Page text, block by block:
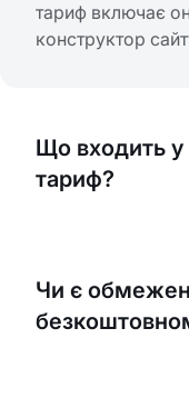
тариф включає
конструктор
Що входить
тариф?
клієнтів,
автоматичні
Чи є